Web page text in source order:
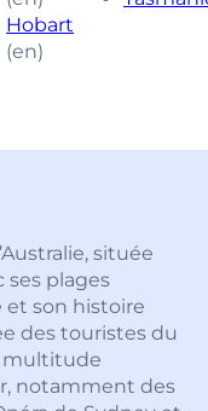
Hobart
(en)
située
ses plages
et son histoire
des touristes du
multitude
notamment des